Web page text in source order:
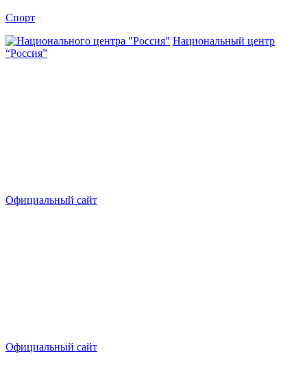
Спорт
Национальный центр
“Россия”
Официальный сайт
Официальный сайт